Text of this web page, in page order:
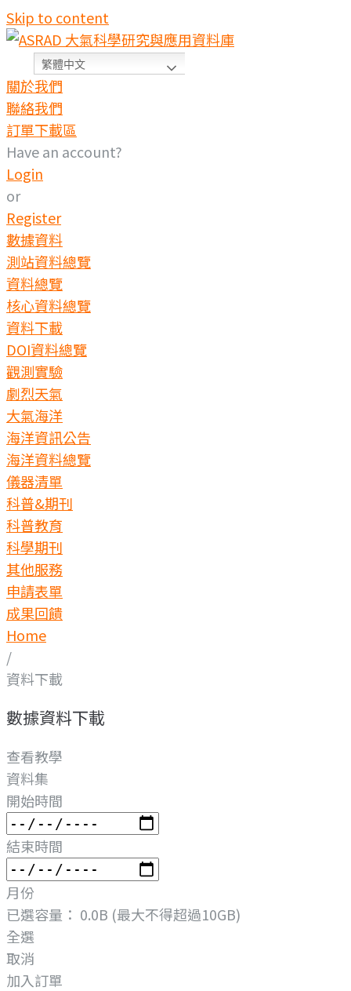
Skip to content
繁體中文
關於我們
聯絡我們
訂單下載區
Have an account?
Login
or
Register
數據資料
測站資料總覽
資料總覽
核心資料總覽
資料下載
DOI資料總覽
觀測實驗
劇烈天氣
大氣海洋
海洋資訊公告
海洋資料總覽
儀器清單
科普&期刊
科普教育
科學期刊
其他服務
申請表單
成果回饋
Home
/
資料下載
數據資料下載
查看教學
資料集
開始時間
結束時間
月份
已選容量： 0.0B (最大不得超過10GB)
全選
取消
加入訂單